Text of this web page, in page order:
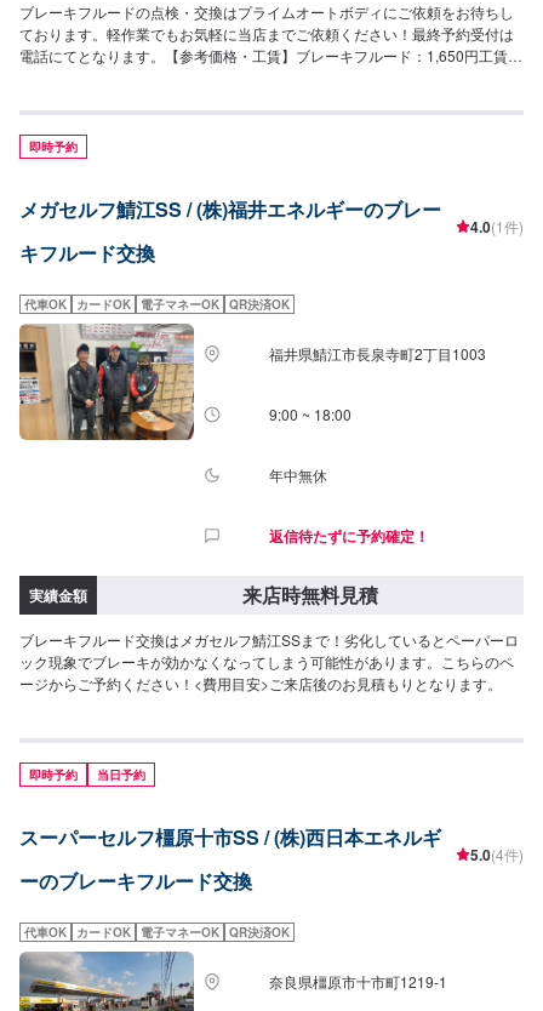
ブレーキフルードの点検・交換はプライムオートボディにご依頼をお待ちし
ております。軽作業でもお気軽に当店までご依頼ください！最終予約受付は
電話にてとなります。【参考価格・工賃】ブレーキフルード：1,650円工賃：
即時予約
メガセルフ鯖江SS / (株)福井エネルギーのブレー
キフルード交換
4.0(1件)
代車OK カードOK 電子マネーOK QR決済OK
福井県鯖江市長泉寺町2丁目1003
9:00 ~ 18:00
年中無休
返信待たずに予約確定！
実績金額 来店時無料見積
ブレーキフルード交換はメガセルフ鯖江SSまで！劣化しているとペーパーロ
ック現象でブレーキが効かなくなってしまう可能性があります。こちらのペ
ージからご予約ください！<費用目安>ご来店後のお見積もりとなります。
即時予約 当日予約
スーパーセルフ橿原十市SS / (株)西日本エネルギ
ーのブレーキフルード交換
5.0(4件)
代車OK カードOK 電子マネーOK QR決済OK
奈良県橿原市十市町1219-1